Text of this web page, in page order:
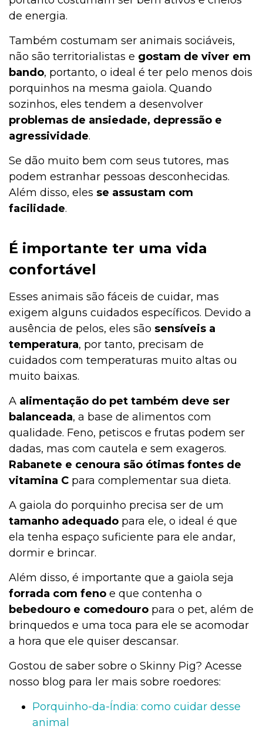
Alimentação
Adoção
Ações Sociais
de energia.
Também costumam ser animais sociáveis,
não são territorialistas e gostam de viver em
bando, portanto, o ideal é ter pelo menos dois
porquinhos na mesma gaiola. Quando
sozinhos, eles tendem a desenvolver
problemas de ansiedade, depressão e
agressividade.
Se dão muito bem com seus tutores, mas
podem estranhar pessoas desconhecidas.
Além disso, eles se assustam com
facilidade.
É importante ter uma vida
confortável
Esses animais são fáceis de cuidar, mas
exigem alguns cuidados específicos. Devido a
ausência de pelos, eles são sensíveis a
temperatura, por tanto, precisam de
cuidados com temperaturas muito altas ou
muito baixas.
A alimentação do pet também deve ser
balanceada, a base de alimentos com
qualidade. Feno, petiscos e frutas podem ser
dadas, mas com cautela e sem exageros.
Rabanete e cenoura são ótimas fontes de
vitamina C para complementar sua dieta.
A gaiola do porquinho precisa ser de um
tamanho adequado para ele, o ideal é que
ela tenha espaço suficiente para ele andar,
dormir e brincar.
Além disso, é importante que a gaiola seja
forrada com feno e que contenha o
bebedouro e comedouro para o pet, além de
brinquedos e uma toca para ele se acomodar
a hora que ele quiser descansar.
Gostou de saber sobre o Skinny Pig? Acesse
nosso blog para ler mais sobre roedores:
Porquinho-da-Índia: como cuidar desse
animal